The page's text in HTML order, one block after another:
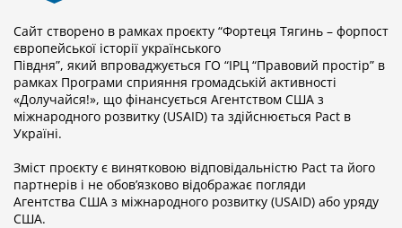
Сайт створено в рамках проєкту “Фортеця Тягинь – форпост
європейської історії українського
Півдня”, який впроваджується ГО “ІРЦ “Правовий простір” в
рамках Програми сприяння громадській активності
«Долучайся!», що фінансується Агентством США з
міжнародного розвитку (USAID) та здійснюється Pact в
Україні.
Зміст проєкту є винятковою відповідальністю Pact та його
партнерів i не обов’язково відображає погляди
Агентства США з міжнародного розвитку (USAID) або уряду
США.